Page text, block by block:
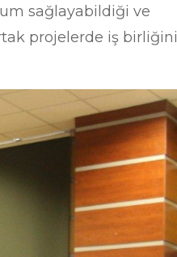
sağlayabildiği ve
projelerde iş birliğini